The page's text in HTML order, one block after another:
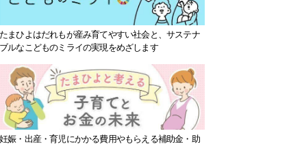
たまひよはだれもが産み育てやすい社会と、サステナ
ブルなこどものミライの実現をめざします
妊娠・出産・育児にかかる費用やもらえる補助金・助